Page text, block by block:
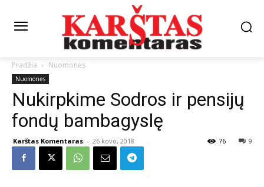
Pradžia Nuomonės
Nuomonės
Nukirpkime Sodros ir pensijų
fondų bambagyslę
Karštas Komentaras - 26 kovo, 2018 9
76